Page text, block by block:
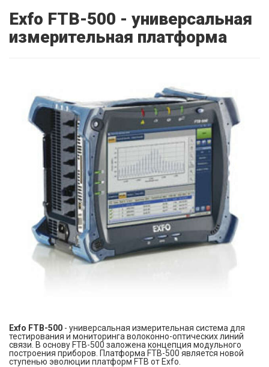
Exfo FTB-500 - универсальная
измерительная платформа
Exfo FTB-500 - универсальная измерительная система для
тестирования и мониторинга волоконно-оптических линий
связи. В основу FTB-500 заложена концепция модульного
построения приборов. Платформа FTB-500 является новой
ступенью эволюции платформ FTB от Exfo.